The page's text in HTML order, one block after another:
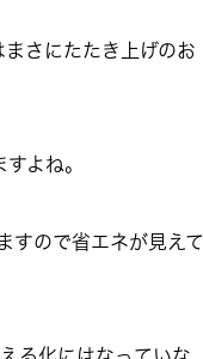
さにたたき上げのお
よね。
すので省エネが見えて